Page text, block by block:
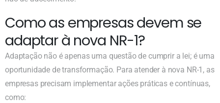
Como as empresas devem se
adaptar à nova NR-1?
Adaptação não é apenas uma questão de cumprir a lei; é uma
oportunidade de transformação. Para atender à nova NR-1, as
empresas precisam implementar ações práticas e contínuas,
como: